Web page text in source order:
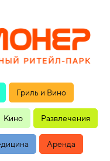
Гриль и Вино
Кино Развлечения
Аренда